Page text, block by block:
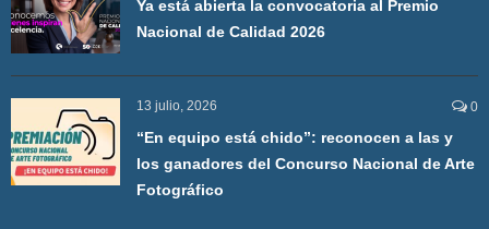
Ya está abierta la convocatoria al Premio
Nacional de Calidad 2026
13 julio, 2026 0
“En equipo está chido”: reconocen a las y
los ganadores del Concurso Nacional de Arte
Fotográfico